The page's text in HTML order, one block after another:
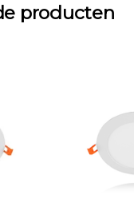
producten